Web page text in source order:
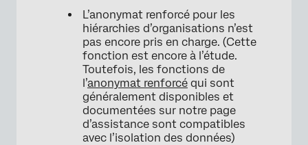
L’anonymat renforcé pour les
hiérarchies d’organisations n’est
pas encore pris en charge. (Cette
fonction est encore à l’étude.
Toutefois, les fonctions de
l’anonymat renforcé qui sont
généralement disponibles et
documentées sur notre page
d’assistance sont compatibles
avec l’isolation des données)